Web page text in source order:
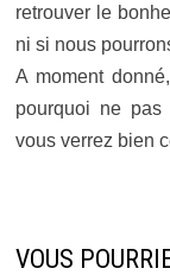
retrouver le
ni si nous
A moment
pourquoi ne pas
vous verrez bien
VOUS